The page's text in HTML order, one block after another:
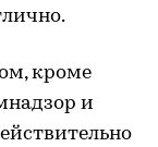
кроме
и